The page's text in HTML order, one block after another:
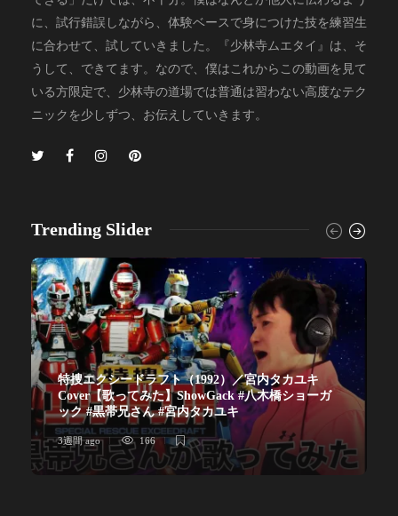
に、試行錯誤しながら、体験ベースで身につけた技を練習生
に合わせて、試していきました。『少林寺ムエタイ』は、そ
うして、できてます。なので、僕はこれからこの動画を見て
いる方限定で、少林寺の道場では普通は習わない高度なテク
ニックを少しずつ、お伝えしていきます。
Trending Slider
特捜エクシードラフト（1992）／宮内タカユキ
Cover【歌ってみた】ShowGack #八木橋ショーガ
ック #黒帯兄さん #宮内タカユキ
3週間 ago 166